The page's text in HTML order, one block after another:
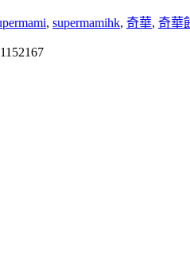
, supermamihk, 奇華, 奇華